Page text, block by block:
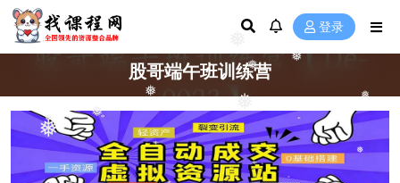
❅
❅
❅
❅
❅ ❅
❅
❅
❅
登录
股哥端午班训练营